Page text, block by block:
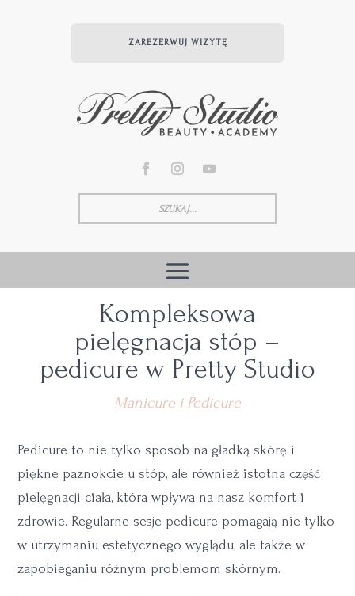
ZAREZERWUJ WIZYTĘ
Kompleksowa
pielęgnacja stóp –
pedicure w Pretty Studio
Manicure i Pedicure
Pedicure to nie tylko sposób na gładką skórę i
piękne paznokcie u stóp, ale również istotna część
pielęgnacji ciała, która wpływa na nasz komfort i
zdrowie. Regularne sesje pedicure pomagają nie tylko
w utrzymaniu estetycznego wyglądu, ale także w
zapobieganiu różnym problemom skórnym.